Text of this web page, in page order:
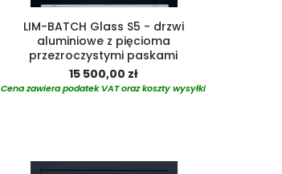
LIM-BATCH Glass S5 - drzwi
aluminiowe z pięcioma
przezroczystymi paskami
15 500,00 zł
Cena zawiera podatek VAT oraz koszty wysyłki